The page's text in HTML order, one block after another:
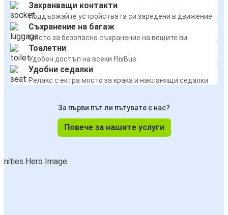
Захранващи контакти
Поддържайте устройствата си заредени в движение
Съхранение на багаж
Място за безопасно съхранение на вещите ви
Тоалетни
Удобен достъп на всеки FlixBus
Удобни седалки
Релакс с ектра място за крака и накланящи седалки
За първи път ли пътувате с нас?
Повече за нашите услуги